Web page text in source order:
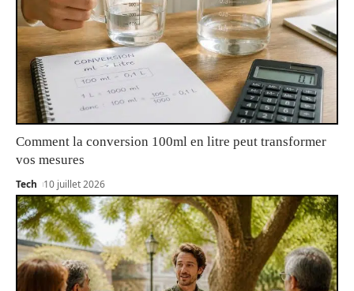
Comment la conversion 100ml en litre peut transformer
vos mesures
Tech 10 juillet 2026